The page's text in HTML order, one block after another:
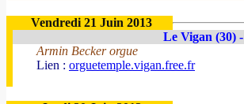
Vendredi 21 Juin 2013
Le Vigan (30) -
Armin Becker orgue
Lien : orguetemple.vigan.free.fr